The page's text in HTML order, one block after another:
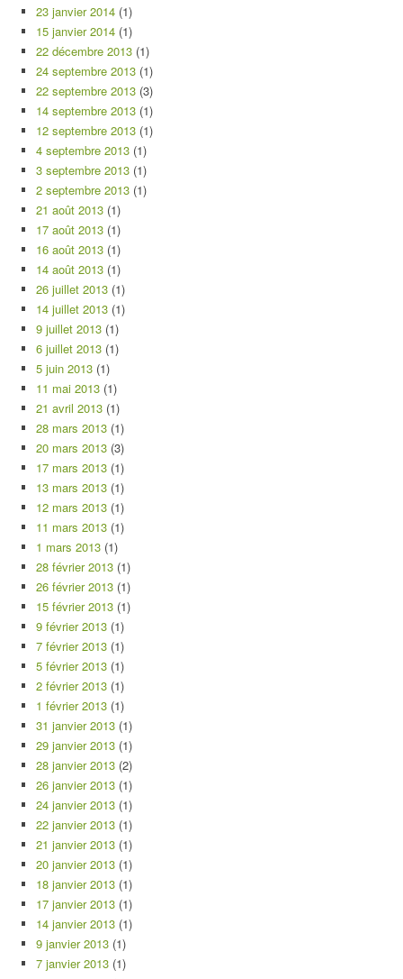
23 janvier 2014 (1)
15 janvier 2014 (1)
22 décembre 2013 (1)
24 septembre 2013 (1)
22 septembre 2013 (3)
14 septembre 2013 (1)
12 septembre 2013 (1)
4 septembre 2013 (1)
3 septembre 2013 (1)
2 septembre 2013 (1)
21 août 2013 (1)
17 août 2013 (1)
16 août 2013 (1)
14 août 2013 (1)
26 juillet 2013 (1)
14 juillet 2013 (1)
9 juillet 2013 (1)
6 juillet 2013 (1)
5 juin 2013 (1)
11 mai 2013 (1)
21 avril 2013 (1)
28 mars 2013 (1)
20 mars 2013 (3)
17 mars 2013 (1)
13 mars 2013 (1)
12 mars 2013 (1)
11 mars 2013 (1)
1 mars 2013 (1)
28 février 2013 (1)
26 février 2013 (1)
15 février 2013 (1)
9 février 2013 (1)
7 février 2013 (1)
5 février 2013 (1)
2 février 2013 (1)
1 février 2013 (1)
31 janvier 2013 (1)
29 janvier 2013 (1)
28 janvier 2013 (2)
26 janvier 2013 (1)
24 janvier 2013 (1)
22 janvier 2013 (1)
21 janvier 2013 (1)
20 janvier 2013 (1)
18 janvier 2013 (1)
17 janvier 2013 (1)
14 janvier 2013 (1)
9 janvier 2013 (1)
7 janvier 2013 (1)